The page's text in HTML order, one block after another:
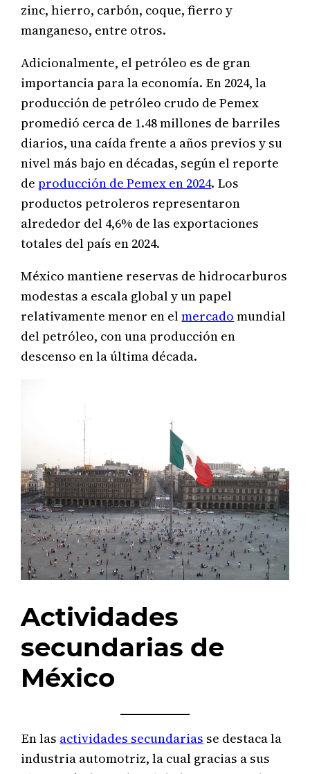
zinc, hierro, carbón, coque, fierro y
manganeso, entre otros.
Adicionalmente, el petróleo es de gran
importancia para la economía. En 2024, la
producción de petróleo crudo de Pemex
promedió cerca de 1.48 millones de barriles
diarios, una caída frente a años previos y su
nivel más bajo en décadas, según el reporte
deproducción de Pemex en 2024. Los
productos petroleros representaron
alrededor del 4,6% de las exportaciones
totales del país en 2024.
México mantiene reservas de hidrocarburos
modestas a escala global y un papel
relativamente menor en elmercado mundial
del petróleo, con una producción en
descenso en la última década.
Actividades
secundarias de
México
En las actividades secundarias se destaca la
industria automotriz, la cual gracias a sus